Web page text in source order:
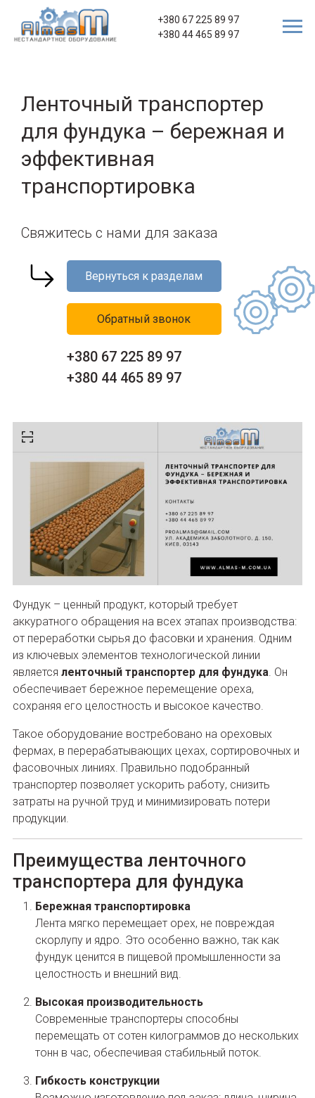
+380 67 225 89 97
+380 44 465 89 97
Ленточный транспортер
для фундука – бережная и
эффективная
транспортировка
Свяжитесь с нами для заказа
Вернуться к разделам
Обратный звонок
+380 67 225 89 97
+380 44 465 89 97
Фундук – ценный продукт, который требует
аккуратного обращения на всех этапах производства:
от переработки сырья до фасовки и хранения. Одним
из ключевых элементов технологической линии
является ленточный транспортер для фундука. Он
обеспечивает бережное перемещение ореха,
сохраняя его целостность и высокое качество.
Такое оборудование востребовано на ореховых
фермах, в перерабатывающих цехах, сортировочных и
фасовочных линиях. Правильно подобранный
транспортер позволяет ускорить работу, снизить
затраты на ручной труд и минимизировать потери
продукции.
Преимущества ленточного
транспортера для фундука
Бережная транспортировка
Лента мягко перемещает орех, не повреждая
скорлупу и ядро. Это особенно важно, так как
фундук ценится в пищевой промышленности за
целостность и внешний вид.
Высокая производительность
Современные транспортеры способны
перемещать от сотен килограммов до нескольких
тонн в час, обеспечивая стабильный поток.
Гибкость конструкции